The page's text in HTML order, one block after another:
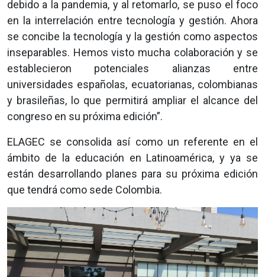
debido a la pandemia, y al retomarlo, se puso el foco
en la interrelación entre tecnología y gestión. Ahora
se concibe la tecnología y la gestión como aspectos
inseparables. Hemos visto mucha colaboración y se
establecieron potenciales alianzas entre
universidades españolas, ecuatorianas, colombianas
y brasileñas, lo que permitirá ampliar el alcance del
congreso en su próxima edición”.
ELAGEC se consolida así como un referente en el
ámbito de la educación en Latinoamérica, y ya se
están desarrollando planes para su próxima edición
que tendrá como sede Colombia.